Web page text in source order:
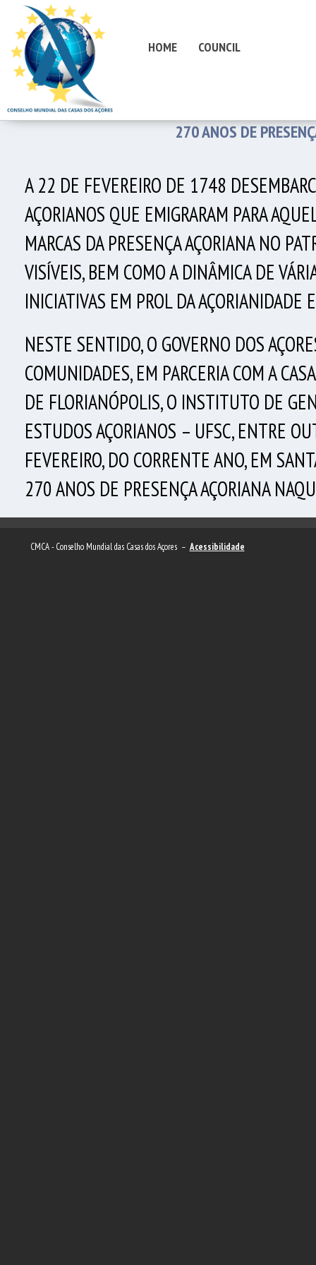
HOME COUNCIL
270 ANOS DE
A 22 DE FEVEREIRO DE 1748
AÇORIANOS QUE EMIGRARAM PARA
MARCAS DA PRESENÇA AÇORIANA NO
VISÍVEIS, BEM COMO A DINÂMICA DE
INICIATIVAS EM PROL DA AÇORIANIDADE
NESTE SENTIDO, O GOVERNO DOS
COMUNIDADES, EM PARCERIA COM A
DE FLORIANÓPOLIS, O INSTITUTO DE
ESTUDOS AÇORIANOS – UFSC, ENTRE
FEVEREIRO, DO CORRENTE ANO, EM
270 ANOS DE PRESENÇA AÇORIANA
CMCA - Conselho Mundial das Casas dos Açores – Acessibilidade